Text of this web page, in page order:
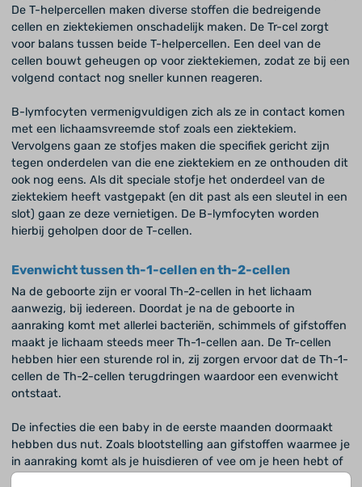
De T-helpercellen maken diverse stoffen die bedreigende
cellen en ziektekiemen onschadelijk maken. De Tr-cel zorgt
voor balans tussen beide T-helpercellen. Een deel van de
cellen bouwt geheugen op voor ziektekiemen, zodat ze bij een
volgend contact nog sneller kunnen reageren.
B-lymfocyten vermenigvuldigen zich als ze in contact komen
met een lichaamsvreemde stof zoals een ziektekiem.
Vervolgens gaan ze stofjes maken die specifiek gericht zijn
tegen onderdelen van die ene ziektekiem en ze onthouden dit
ook nog eens. Als dit speciale stofje het onderdeel van de
ziektekiem heeft vastgepakt (en dit past als een sleutel in een
slot) gaan ze deze vernietigen. De B-lymfocyten worden
hierbij geholpen door de T-cellen.
Evenwicht tussen th-1-cellen en th-2-cellen
Na de geboorte zijn er vooral Th-2-cellen in het lichaam
aanwezig, bij iedereen. Doordat je na de geboorte in
aanraking komt met allerlei bacteriën, schimmels of gifstoffen
maakt je lichaam steeds meer Th-1-cellen aan. De Tr-cellen
hebben hier een sturende rol in, zij zorgen ervoor dat de Th-1-
cellen de Th-2-cellen terugdringen waardoor een evenwicht
ontstaat.
De infecties die een baby in de eerste maanden doormaakt
hebben dus nut. Zoals blootstelling aan gifstoffen waarmee je
in aanraking komt als je huisdieren of vee om je heen hebt of
met huisvuil of aarde speelt. Dit zorgt dus voor een grotere rol